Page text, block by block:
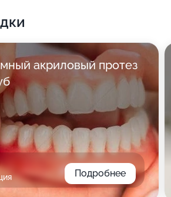
акриловый протез
Подробнее